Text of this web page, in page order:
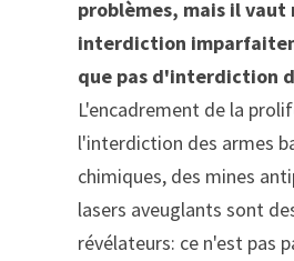
problèmes, mais il vaut
interdiction
que pas d'interdiction
L'encadrement de la
l'interdiction des armes
chimiques, des mines
lasers aveuglants sont
révélateurs: ce n'est pas